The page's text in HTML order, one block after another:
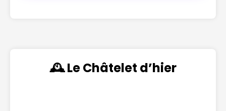
🕰️ Le Châtelet d’hier